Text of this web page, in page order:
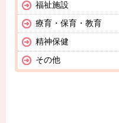
福祉施設
療育・保育・教育
精神保健
その他